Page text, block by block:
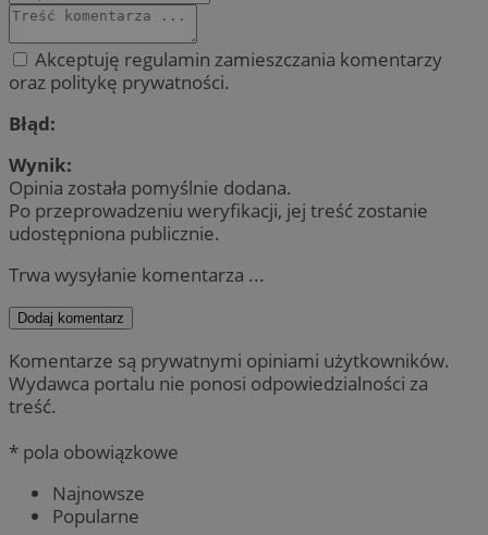
Akceptuję regulamin zamieszczania komentarzy
oraz politykę prywatności.
Błąd:
Wynik:
Opinia została pomyślnie dodana.
Po przeprowadzeniu weryfikacji, jej treść zostanie
udostępniona publicznie.
Trwa wysyłanie komentarza ...
Dodaj komentarz
Komentarze są prywatnymi opiniami użytkowników.
Wydawca portalu nie ponosi odpowiedzialności za
treść.
* pola obowiązkowe
Najnowsze
Popularne